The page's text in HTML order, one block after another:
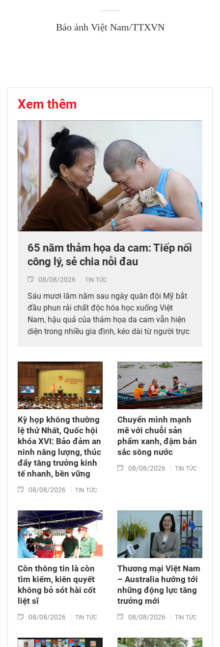
Báo ảnh Việt Nam/TTXVN
Xem thêm
65 năm thảm họa da cam: Tiếp nối
công lý, sẻ chia nỗi đau
08/08/2026 TIN TỨC
Sáu mươi lăm năm sau ngày quân đội Mỹ bắt
đầu phun rải chất độc hóa học xuống Việt
Nam, hậu quả của thảm họa da cam vẫn hiện
diện trong nhiều gia đình, kéo dài từ người trực
diễn ra tại các tòa án quốc tế mà còn cần được
tiếp tục bằng những chính sách đủ đầy hơn, để
những người sinh ra trong hòa bình không bị
bỏ lại với hậu quả của cuộc chiến mình chưa
từng trải qua.
Kỳ họp không thường
lệ thứ Nhất, Quốc hội
khóa XVI: Bảo đảm an
ninh năng lượng, thúc
đẩy tăng trưởng kinh
tế nhanh, bền vững
08/08/2026 TIN TỨC
Chuyển mình mạnh
mẽ với chuỗi sản
phẩm xanh, đậm bản
sắc sông nước
08/08/2026 TIN TỨC
Còn thông tin là còn
tìm kiếm, kiên quyết
không bỏ sót hài cốt
liệt sĩ
08/08/2026 TIN TỨC
Thương mại Việt Nam
– Australia hướng tới
những động lực tăng
trưởng mới
08/08/2026 TIN TỨC